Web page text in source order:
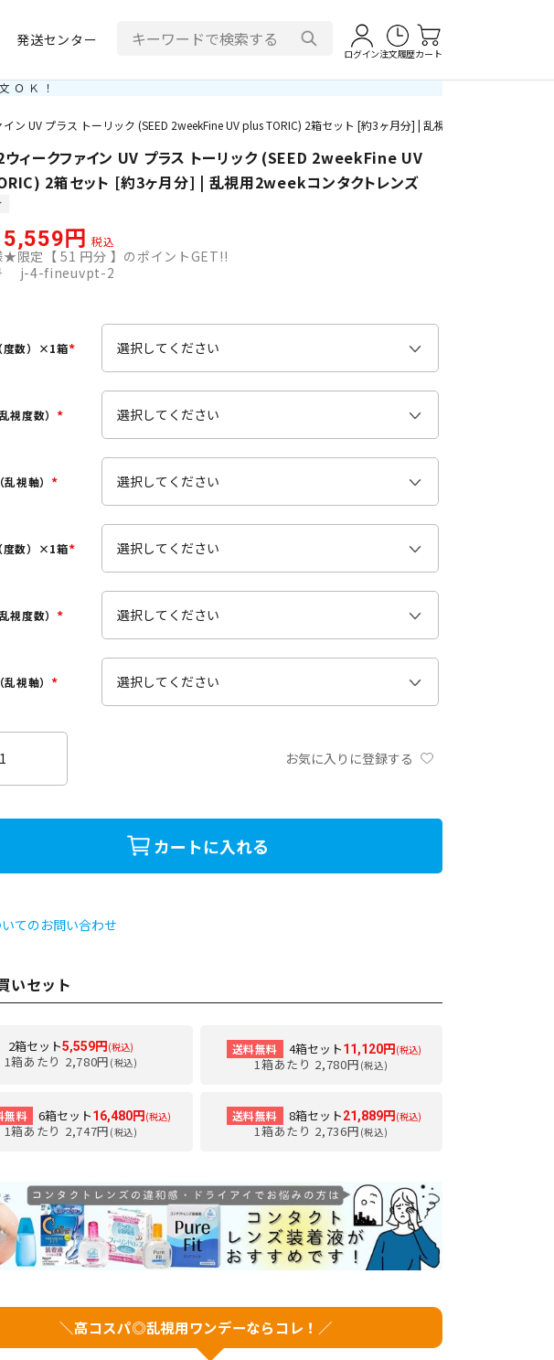
発送センター
ログイン注文履歴カート
ＯＫ！
ン UV プラス トーリック (SEED 2weekFine UV plus TORIC) 2箱セット [約3ヶ月分] | 乱視用2weekコンタクト
ウィークファイン UV プラス トーリック (SEED 2weekFine UV
2箱セット [約3ヶ月分] | 乱視用2weekコンタクトレンズ
5,559 税込
限定【 51 円分 】のポイントGET!!
j-4-fineuvpt-2
数）×1箱
視度数）
)
視軸）
)
数）×1箱
視度数）
)
視軸）
須
お気に入りに登録する
カートに入れる
てのお問い合わせ
いセット
2箱セット5,559円 (税込)
1箱あたり 2,780円 (税込)
送料無料 4箱セット11,120円 (税込)
1箱あたり 2,780円 (税込)
無料 6箱セット16,480円 (税込)
1箱あたり 2,747円 (税込)
送料無料 8箱セット21,889円 (税込)
1箱あたり 2,736円 (税込)
＼高コスパ◎乱視用ワンデーならコレ！／